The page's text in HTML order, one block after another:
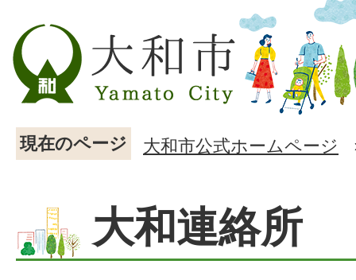
現在のページ 大和市公式ホームページ
大和連絡所